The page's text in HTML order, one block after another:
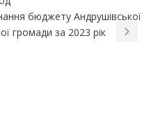
бюджету Андрушівської
громади за 2023 рік